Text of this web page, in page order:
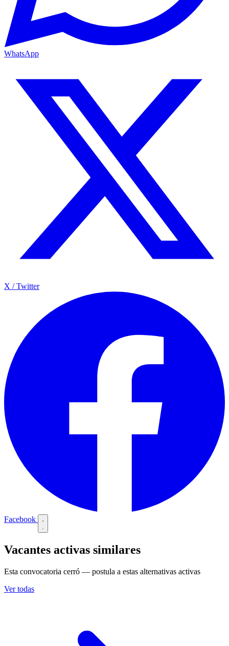
WhatsApp
X / Twitter
Facebook
Vacantes activas similares
Esta convocatoria cerró — postula a estas alternativas activas
Ver todas